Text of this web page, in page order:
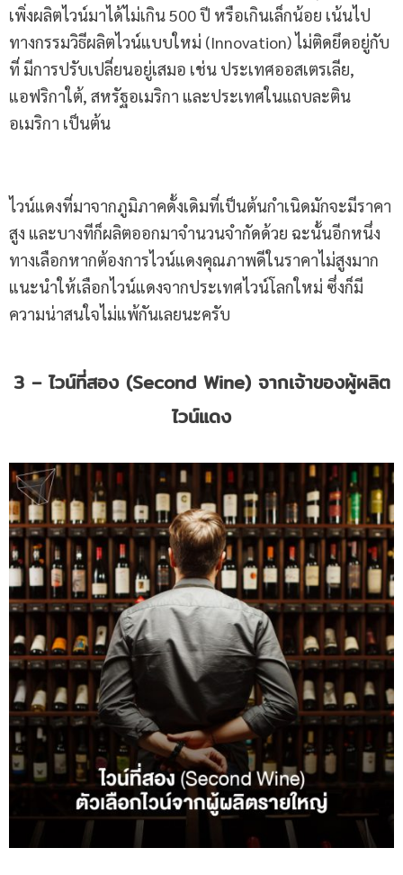
เพิ่งผลิตไวน์มาได้ไม่เกิน 500 ปี หรือเกินเล็กน้อย เน้นไป
ทางกรรมวิธีผลิตไวน์แบบใหม่ (Innovation) ไม่ติดยึดอยู่กับ
ที่ มีการปรับเปลี่ยนอยู่เสมอ เช่น ประเทศออสเตรเลีย,
แอฟริกาใต้, สหรัฐอเมริกา และประเทศในแถบละติน
อเมริกา เป็นต้น
ไวน์แดงที่มาจากภูมิภาคดั้งเดิมที่เป็นต้นกำเนิดมักจะมีราคา
สูง และบางทีก็ผลิตออกมาจำนวนจำกัดด้วย ฉะนั้นอีกหนึ่ง
ทางเลือกหากต้องการไวน์แดงคุณภาพดีในราคาไม่สูงมาก
แนะนำให้เลือกไวน์แดงจากประเทศไวน์โลกใหม่ ซึ่งก็มี
ความน่าสนใจไม่แพ้กันเลยนะครับ
3 – ไวน์ที่สอง (Second Wine) จากเจ้าของผู้ผลิต
ไวน์แดง